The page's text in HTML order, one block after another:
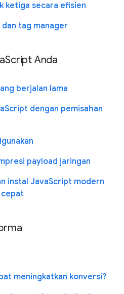
ketiga secara efisien
tag manager
Anda
berjalan lama
dengan pemisahan
payload jaringan
instal JavaScript modern
cepat
meningkatkan konversi?